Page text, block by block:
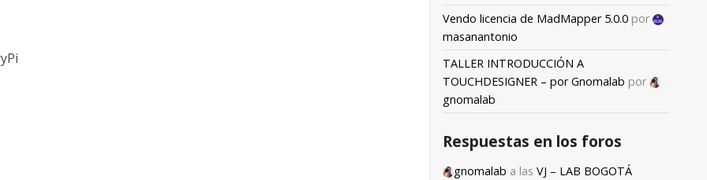
Vendo licencia de MadMapper 5.0.0 por
masanantonio
TALLER INTRODUCCIÓN A
TOUCHDESIGNER – por Gnomalab por
gnomalab
Respuestas en los foros
gnomalab a las VJ – LAB BOGOTÁ